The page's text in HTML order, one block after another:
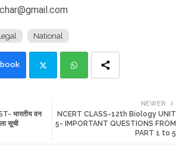
National
tte ats
NEWER
NCERT CLASS-12th Biology UNIT
5- IMPORTANT QUESTIONS FROM
PART 1 to 5
भारतीय वन
सूची